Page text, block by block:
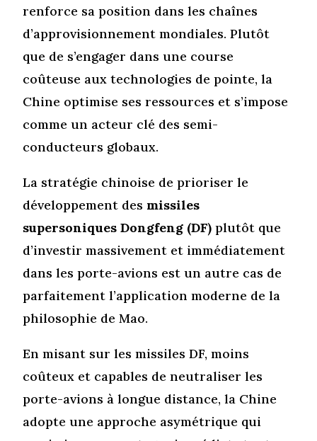
renforce sa position dans les chaînes
d’approvisionnement mondiales. Plutôt
que de s’engager dans une course
coûteuse aux technologies de pointe, la
Chine optimise ses ressources et s’impose
comme un acteur clé des semi-
conducteurs globaux.
La stratégie chinoise de prioriser le
développement des missiles
supersoniques Dongfeng (DF) plutôt que
d’investir massivement et immédiatement
dans les porte-avions est un autre cas de
parfaitement l’application moderne de la
philosophie de Mao.
En misant sur les missiles DF, moins
coûteux et capables de neutraliser les
porte-avions à longue distance, la Chine
adopte une approche asymétrique qui